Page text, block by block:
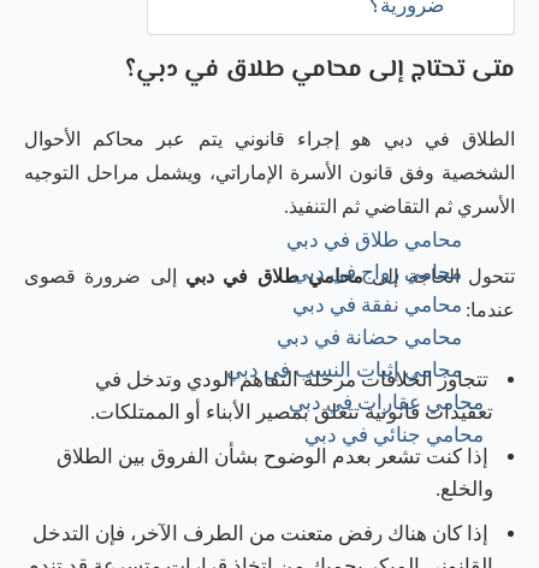
محامي طلاق في دبي
محامي زواج في دبي
محامي نفقة في دبي
محامي حضانة في دبي
محامي إثبات النسب في دبي
محامي عقارات في دبي
محامي جنائي في دبي
ضرورية؟
متى تحتاج إلى محامي طلاق في دبي؟
الطلاق في دبي هو إجراء قانوني يتم عبر محاكم الأحوال
الشخصية وفق قانون الأسرة الإماراتي، ويشمل مراحل التوجيه
الأسري ثم التقاضي ثم التنفيذ.
تتحول الحاجة إلىمحامي طلاق في دبي إلى ضرورة قصوى
عندما:
تتجاوز الخلافات مرحلة التفاهم الودي وتدخل في
تعقيدات قانونية تتعلق بمصير الأبناء أو الممتلكات.
إذا كنت تشعر بعدم الوضوح بشأن الفروق بين الطلاق
والخلع.
إذا كان هناك رفض متعنت من الطرف الآخر، فإن التدخل